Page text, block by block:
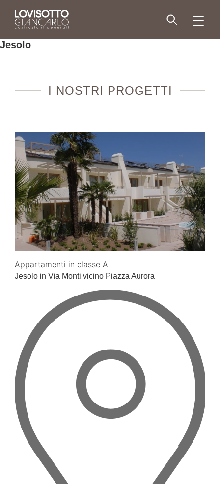
content
Jesolo
I NOSTRI PROGETTI
Appartamenti in classe A
Jesolo in Via Monti vicino Piazza Aurora